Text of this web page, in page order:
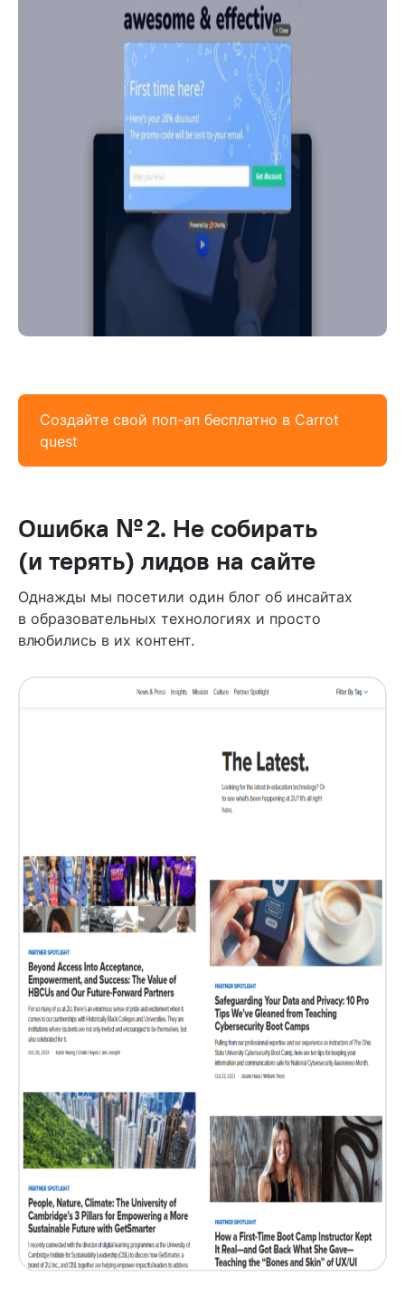
Создайте свой поп-ап бесплатно в Carrot
quest
Ошибка № 2. Не собирать
(и терять) лидов на сайте
Однажды мы посетили один блог об инсайтах
в образовательных технологиях и просто
влюбились в их контент.